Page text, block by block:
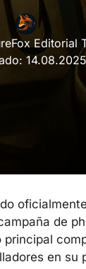
Editorial
14.08.2025
de
en su